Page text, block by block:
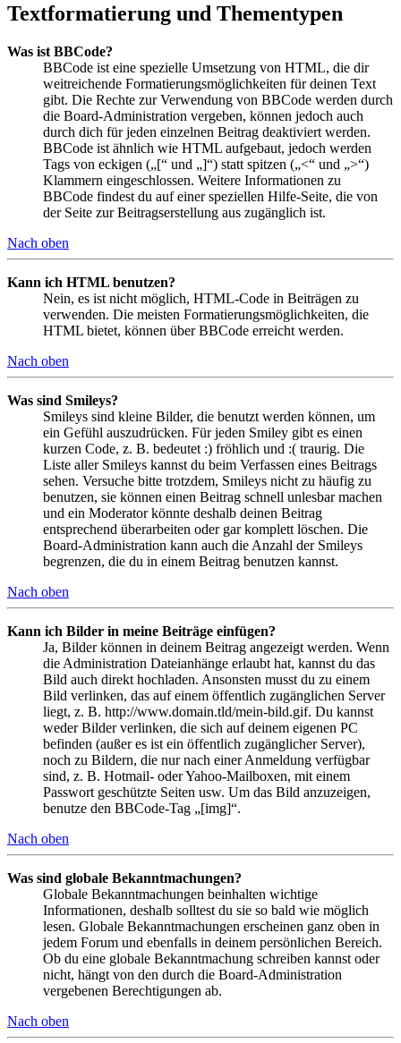
Textformatierung und Thementypen
Was ist BBCode?
BBCode ist eine spezielle Umsetzung von HTML, die dir
weitreichende Formatierungsmöglichkeiten für deinen Text
gibt. Die Rechte zur Verwendung von BBCode werden durch
die Board-Administration vergeben, können jedoch auch
durch dich für jeden einzelnen Beitrag deaktiviert werden.
BBCode ist ähnlich wie HTML aufgebaut, jedoch werden
Tags von eckigen („[“ und „]“) statt spitzen („<“ und „>“)
Klammern eingeschlossen. Weitere Informationen zu
BBCode findest du auf einer speziellen Hilfe-Seite, die von
der Seite zur Beitragserstellung aus zugänglich ist.
Nach oben
Kann ich HTML benutzen?
Nein, es ist nicht möglich, HTML-Code in Beiträgen zu
verwenden. Die meisten Formatierungsmöglichkeiten, die
HTML bietet, können über BBCode erreicht werden.
Nach oben
Was sind Smileys?
Smileys sind kleine Bilder, die benutzt werden können, um
ein Gefühl auszudrücken. Für jeden Smiley gibt es einen
kurzen Code, z. B. bedeutet :) fröhlich und :( traurig. Die
Liste aller Smileys kannst du beim Verfassen eines Beitrags
sehen. Versuche bitte trotzdem, Smileys nicht zu häufig zu
benutzen, sie können einen Beitrag schnell unlesbar machen
und ein Moderator könnte deshalb deinen Beitrag
entsprechend überarbeiten oder gar komplett löschen. Die
Board-Administration kann auch die Anzahl der Smileys
begrenzen, die du in einem Beitrag benutzen kannst.
Nach oben
Kann ich Bilder in meine Beiträge einfügen?
Ja, Bilder können in deinem Beitrag angezeigt werden. Wenn
die Administration Dateianhänge erlaubt hat, kannst du das
Bild auch direkt hochladen. Ansonsten musst du zu einem
Bild verlinken, das auf einem öffentlich zugänglichen Server
liegt, z. B. http://www.domain.tld/mein-bild.gif. Du kannst
weder Bilder verlinken, die sich auf deinem eigenen PC
befinden (außer es ist ein öffentlich zugänglicher Server),
noch zu Bildern, die nur nach einer Anmeldung verfügbar
sind, z. B. Hotmail- oder Yahoo-Mailboxen, mit einem
Passwort geschützte Seiten usw. Um das Bild anzuzeigen,
benutze den BBCode-Tag „[img]“.
Nach oben
Was sind globale Bekanntmachungen?
Globale Bekanntmachungen beinhalten wichtige
Informationen, deshalb solltest du sie so bald wie möglich
lesen. Globale Bekanntmachungen erscheinen ganz oben in
jedem Forum und ebenfalls in deinem persönlichen Bereich.
Ob du eine globale Bekanntmachung schreiben kannst oder
nicht, hängt von den durch die Board-Administration
vergebenen Berechtigungen ab.
Nach oben